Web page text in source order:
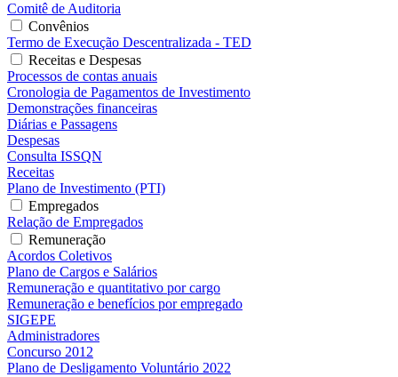
Comitê de Auditoria
Convênios
Termo de Execução Descentralizada - TED
Receitas e Despesas
Processos de contas anuais
Cronologia de Pagamentos de Investimento
Demonstrações financeiras
Diárias e Passagens
Despesas
Consulta ISSQN
Receitas
Plano de Investimento (PTI)
Empregados
Relação de Empregados
Remuneração
Acordos Coletivos
Plano de Cargos e Salários
Remuneração e quantitativo por cargo
Remuneração e benefícios por empregado
SIGEPE
Administradores
Concurso 2012
Plano de Desligamento Voluntário 2022